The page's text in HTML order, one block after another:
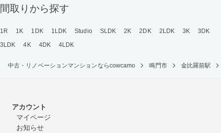
間取りから探す
1R 1K 1DK 1LDK Studio SLDK 2K 2DK 2LDK 3K
3DK
3LDK
4K 4DK 4LDK
中古・リノベーションマンションならcowcamo 鳴門市 金比羅前駅
アカウント
マイページ
お知らせ